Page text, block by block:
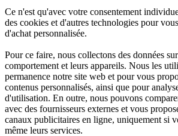
Ce n'est qu'avec votre consentement
des cookies et d'autres technologies pour
d'achat personnalisée.
Pour ce faire, nous collectons des données
comportement et leurs appareils. Nous les
permanence notre site web et pour vous
contenus personnalisés, ainsi que pour
d'utilisation. En outre, nous pouvons
avec des fournisseurs externes et vous
canaux publicitaires en ligne, uniquement si
même leurs services.